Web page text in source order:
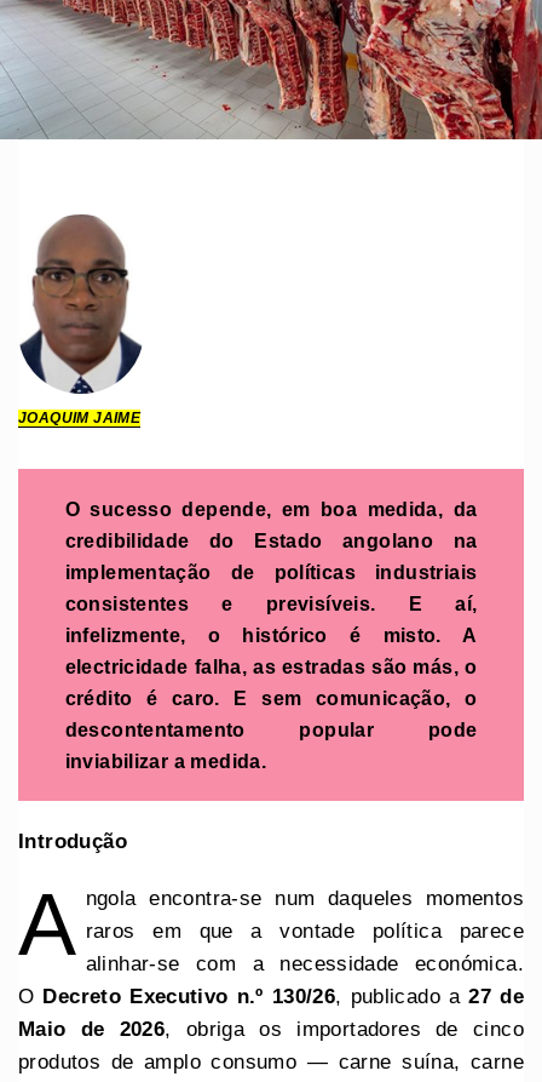
JOAQUIM JAIME
O sucesso depende, em boa medida, da
credibilidade do Estado angolano na
implementação de políticas industriais
consistentes e previsíveis. E aí,
infelizmente, o histórico é misto. A
electricidade falha, as estradas são más, o
crédito é caro. E sem comunicação, o
descontentamento popular pode
inviabilizar a medida.
Introdução
A ngola encontra-se num daqueles momentos
raros em que a vontade política parece
alinhar-se com a necessidade económica.
O Decreto Executivo n.º 130/26, publicado a27 de
Maio de 2026, obriga os importadores de cinco
produtos de amplo consumo — carne suína, carne